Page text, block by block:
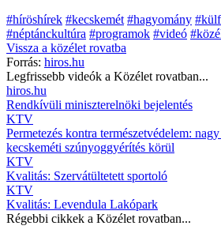
#híröshírek #kecskemét #hagyomány
#néptánckultúra #programok #videó
Vissza a közélet rovatba
Forrás: hiros.hu
Legfrissebb videók a Közélet rovatban...
hiros.hu
Rendkívüli miniszterelnöki bejelentés
KTV
Permetezés kontra természetvédelem:
kecskeméti szúnyoggyérítés körül
KTV
Kvalitás: Szervátültetett sportoló
KTV
Kvalitás: Levendula Lakópark
Régebbi cikkek a Közélet rovatban...